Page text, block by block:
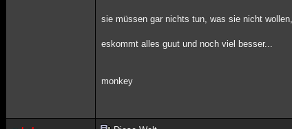
sie müssen gar nichts tun, was sie nicht
eskommt alles guut und noch viel besser...
monkey